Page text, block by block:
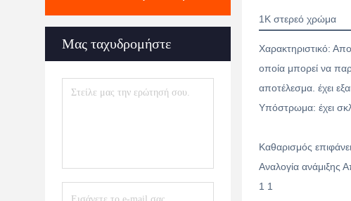
Μας ταχυδρομήστε
1K στερεό χρώμα
Χαρακτηριστικό:
οποία μπορεί να
αποτέλεσμα. έχει
Υπόστρωμα: έχει
Καθαρισμός
Αναλογία ανάμιξης
1 1